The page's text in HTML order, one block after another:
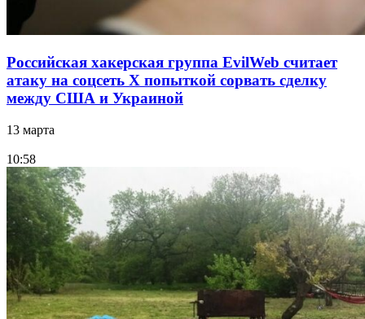
Российская хакерская группа EvilWeb считает
атаку на соцсеть Х попыткой сорвать сделку
между США и Украиной
13 марта
10:58